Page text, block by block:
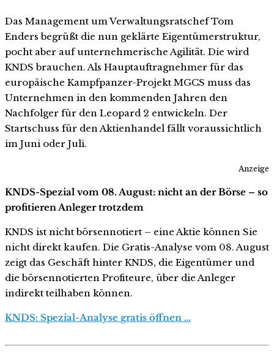
Das Management um Verwaltungsratschef Tom
Enders begrüßt die nun geklärte Eigentümerstruktur,
pocht aber auf unternehmerische Agilität. Die wird
KNDS brauchen. Als Hauptauftragnehmer für das
europäische Kampfpanzer-Projekt MGCS muss das
Unternehmen in den kommenden Jahren den
Nachfolger für den Leopard 2 entwickeln. Der
Startschuss für den Aktienhandel fällt voraussichtlich
im Juni oder Juli.
Anzeige
KNDS-Spezial vom 08. August: nicht an der Börse – so
profitieren Anleger trotzdem
KNDS ist nicht börsennotiert – eine Aktie können Sie
nicht direkt kaufen. Die Gratis-Analyse vom 08. August
zeigt das Geschäft hinter KNDS, die Eigentümer und
die börsennotierten Profiteure, über die Anleger
indirekt teilhaben können.
KNDS: Spezial-Analyse gratis öffnen …